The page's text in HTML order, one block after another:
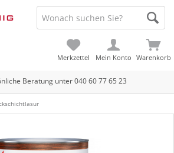
Beratung unter040 60 77 65 23
Warenkorb
Merkzettel Mein Konto